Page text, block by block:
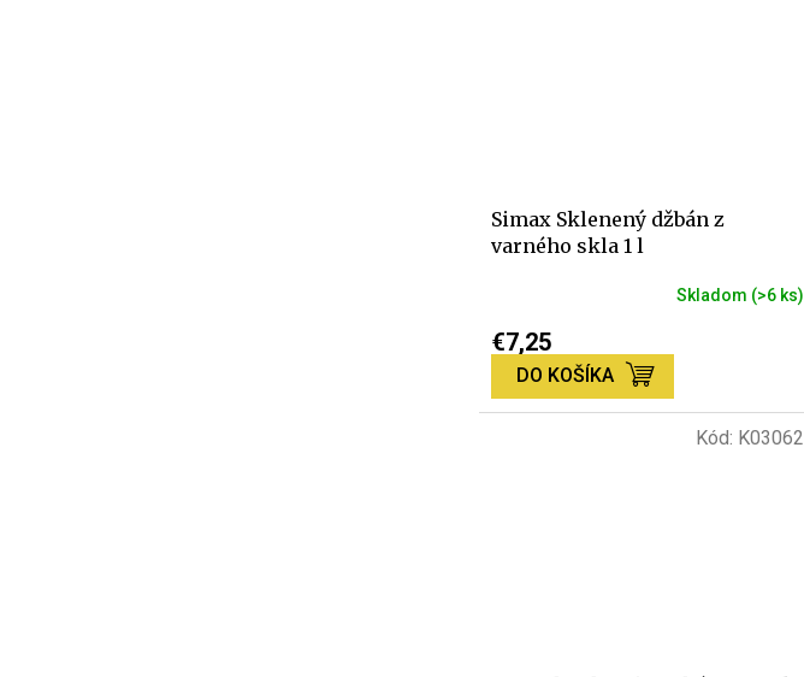
Simax Sklenený džbán z
varného skla 1 l
Skladom (>6 ks)
€7,25
DO KOŠÍKA
Kód: K03062